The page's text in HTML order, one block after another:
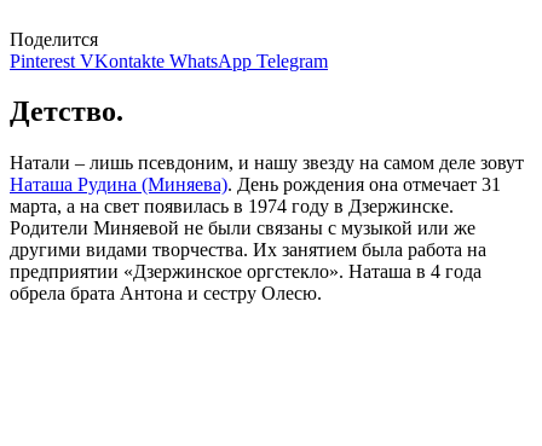
Поделится
Pinterest VKontakte WhatsApp Telegram
Детство.
Натали – лишь псевдоним, и нашу звезду на самом деле зовут
Наташа Рудина (Миняева). День рождения она отмечает 31
марта, а на свет появилась в 1974 году в Дзержинске.
Родители Миняевой не были связаны с музыкой или же
другими видами творчества. Их занятием была работа на
предприятии «Дзержинское оргстекло». Наташа в 4 года
обрела брата Антона и сестру Олесю.